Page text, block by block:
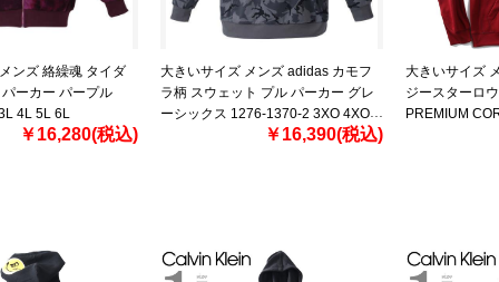
ンズ 絡繰魂 タイダ
ーカー パープル
4L 5L 6L
￥16,280(税込)
大きいサイズ メンズ adidas カモフ
ラ柄 スウェット プル パーカー グレ
ーシックス 1276-1370-2 3XO 4XO
5XO 6XO 7XO 8XO￥16,390(税込)
大きいサイズ
ジースターロ
PREMIUM